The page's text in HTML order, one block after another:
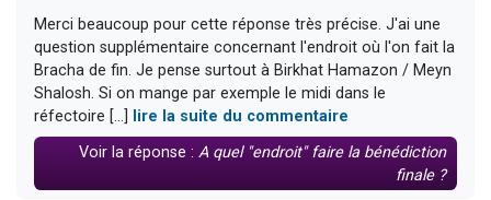
Merci beaucoup pour cette réponse très précise. J'ai une
question supplémentaire concernant l'endroit où l'on fait la
Bracha de fin. Je pense surtout à Birkhat Hamazon / Meyn
Shalosh. Si on mange par exemple le midi dans le
réfectoire [...] lire la suite du commentaire
Voir la réponse :A quel "endroit" faire la bénédiction
finale ?